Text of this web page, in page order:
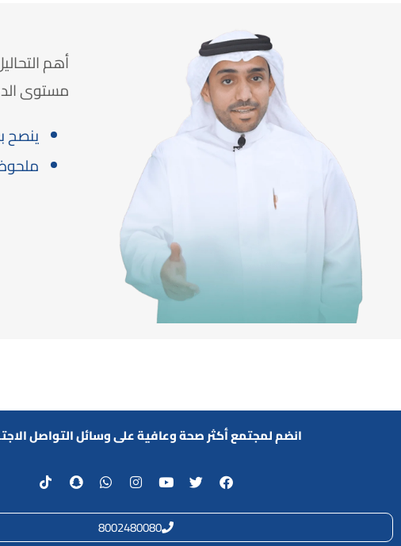
أهم
مستوى
ينصح
انضم لمجتمع أكثر صحة وعافية على وسائل التواصل
8002480080